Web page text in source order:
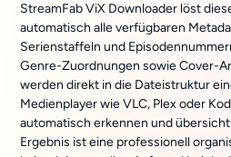
StreamFab ViX Downloader löst
automatisch alle verfügbaren
Serienstaffeln und
Genre-Zuordnungen sowie Cover-
werden direkt in die Dateistruktur
Medienplayer wie VLC, Plex oder
automatisch erkennen und
Ergebnis ist eine professionell